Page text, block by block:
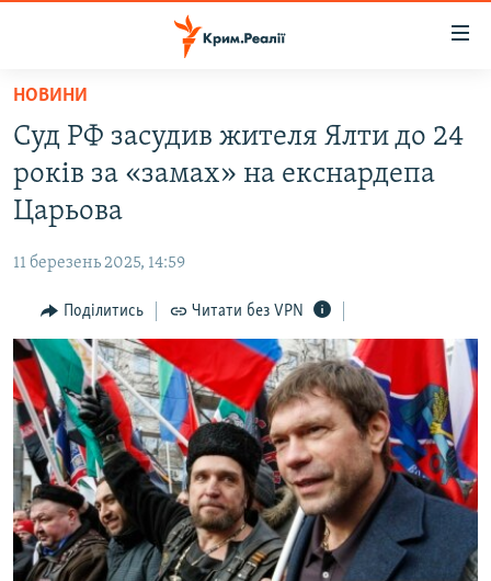
Перейти
основного
матеріалу
Перейти
до
основної
навігації
Перейти
до
пошуку
ВОДА.КРИМ
ВІДЕО ТА ФОТО
БЛОГИ
ПОГЛЯД
ІНТЕРВ'Ю
ВСЕ ЗА ДЕНЬ
СПЕЦПРОЕКТИ
ДЕПОРТАЦІЯ
ВІДЕОУРОКИ «ELIFBE»
СВІДЧЕННЯ ОКУПАЦІЇ
ЯК ОБІЙТИ БЛОКУВАННЯ
Русский
Qırımtatar
НОВИНИ
Суд РФ засудив жителя Ялти до 24
років за «замах» на екснардепа
Царьова
11 березень 2025, 14:59
Поділитись Читати без VPN